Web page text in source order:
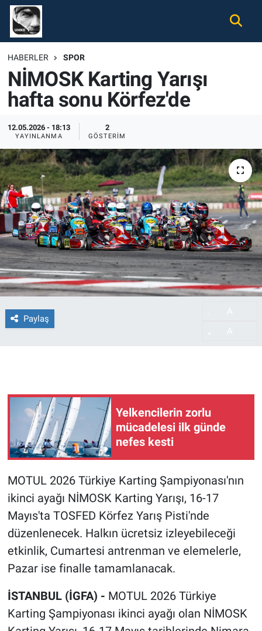
HABERLER SPOR
NİMOSK Karting Yarışı
hafta sonu Körfez'de
12.05.2026 - 18:13
YAYINLANMA
2
GÖSTERIM
Paylaş
Yelkencilerin zorlu
mücadelesi ilk günde
nefes kesti
MOTUL 2026 Türkiye Karting Şampiyonası'nın
ikinci ayağı NİMOSK Karting Yarışı, 16-17
Mayıs'ta TOSFED Körfez Yarış Pisti'nde
düzenlenecek. Halkın ücretsiz izleyebileceği
etkinlik, Cumartesi antrenman ve elemelerle,
Pazar ise finalle tamamlanacak.
İSTANBUL (İGFA) - MOTUL 2026 Türkiye
Karting Şampiyonası ikinci ayağı olan NİMOSK
Gündem
Ekonomi
Spor
Magazin
Tüm Haberler
İletişim
Künye
Nöbetçi Eczaneler
Hava Durumu
Namaz Vakitleri
Trafik Durumu
Süper Lig Puan Durumu ve Fikstür
Tüm Manşetler
Son Dakika Haberleri
Haber Arşivi